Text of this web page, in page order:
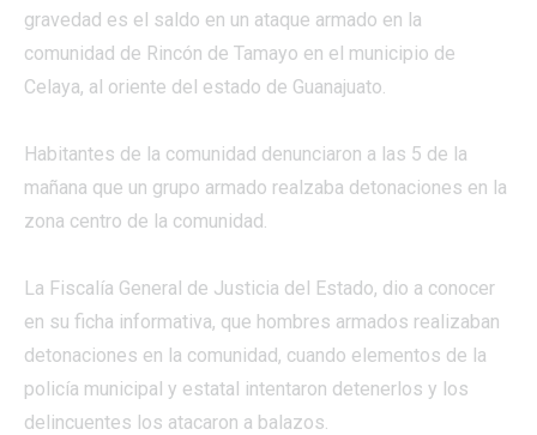
gravedad es el saldo en un ataque armado en la
comunidad de Rincón de Tamayo en el municipio de
Celaya, al oriente del estado de Guanajuato.
Habitantes de la comunidad denunciaron a las 5 de la
mañana que un grupo armado realzaba detonaciones en la
zona centro de la comunidad.
La Fiscalía General de Justicia del Estado, dio a conocer
en su ficha informativa, que hombres armados realizaban
detonaciones en la comunidad, cuando elementos de la
policía municipal y estatal intentaron detenerlos y los
delincuentes los atacaron a balazos.